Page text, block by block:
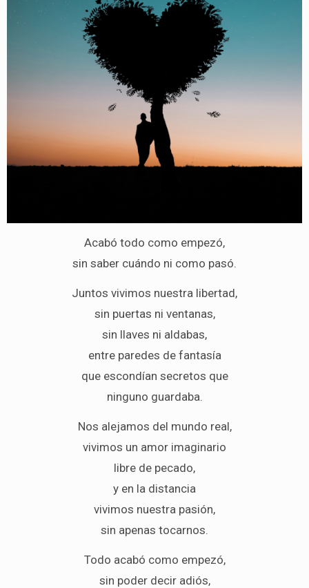
Acabó todo como empezó,
sin saber cuándo ni como pasó.
Juntos vivimos nuestra libertad,
sin puertas ni ventanas,
sin llaves ni aldabas,
entre paredes de fantasía
que escondían secretos que
ninguno guardaba.
Nos alejamos del mundo real,
vivimos un amor imaginario
libre de pecado,
y en la distancia
vivimos nuestra pasión,
sin apenas tocarnos.
Todo acabó como empezó,
sin poder decir adiós,